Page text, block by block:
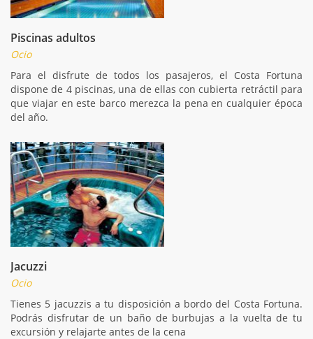
Piscinas adultos
Ocio
Para el disfrute de todos los pasajeros, el Costa Fortuna
dispone de 4 piscinas, una de ellas con cubierta retráctil para
que viajar en este barco merezca la pena en cualquier época
del año.
Jacuzzi
Ocio
Tienes 5 jacuzzis a tu disposición a bordo del Costa Fortuna.
Podrás disfrutar de un baño de burbujas a la vuelta de tu
excursión y relajarte antes de la cena